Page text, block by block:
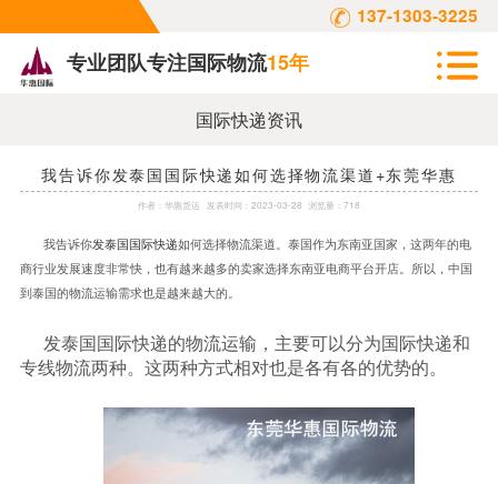
137-1303-3225
专业团队专注国际物流15年
国际快递资讯
我告诉你发泰国国际快递如何选择物流渠道+东莞华惠
作者： 华惠货运 发表时间： 2023-03-28 浏览量：718
我告诉你发泰国国际快递如何选择物流渠道。泰国作为东南亚国家，这两年的电
商行业发展速度非常快，也有越来越多的卖家选择东南亚电商平台开店。所以，中国
到泰国的物流运输需求也是越来越大的。
发泰国国际快递的物流运输，主要可以分为国际快递和
专线物流两种。这两种方式相对也是各有各的优势的。